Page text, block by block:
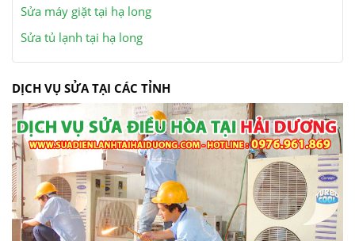
Sửa máy giặt tại hạ long
Sửa tủ lạnh tại hạ long
DỊCH VỤ SỬA TẠI CÁC TỈNH